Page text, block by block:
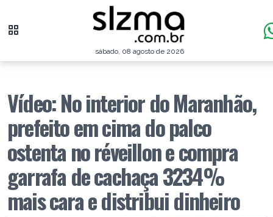
sábado, 08 agosto de 2026
Vídeo: No interior do Maranhão,
prefeito em cima do palco
ostenta no réveillon e compra
garrafa de cachaça 3234%
mais cara e distribui dinheiro